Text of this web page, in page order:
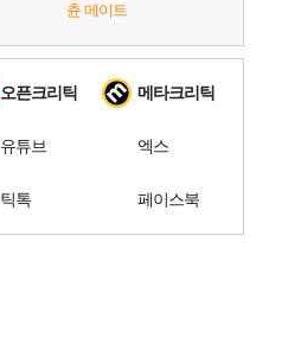
츈 메이트
오픈크리틱 메타크리틱
유튜브 엑스
틱톡 페이스북